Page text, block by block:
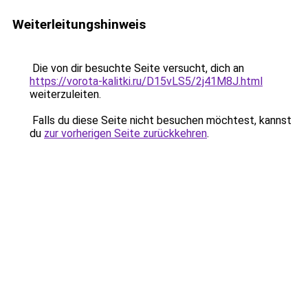
Weiterleitungshinweis
Die von dir besuchte Seite versucht, dich an
https://vorota-kalitki.ru/D15vLS5/2j41M8J.html
weiterzuleiten.
Falls du diese Seite nicht besuchen möchtest, kannst
du zur vorherigen Seite zurückkehren.